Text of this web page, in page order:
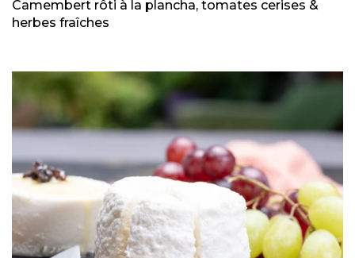
Camembert rôti à la plancha, tomates cerises &
herbes fraîches